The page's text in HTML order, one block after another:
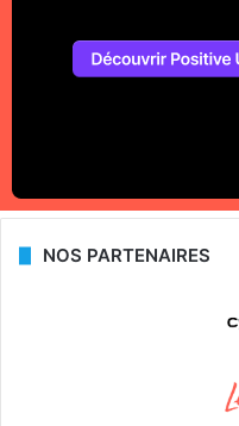
NOS PARTENAIRES